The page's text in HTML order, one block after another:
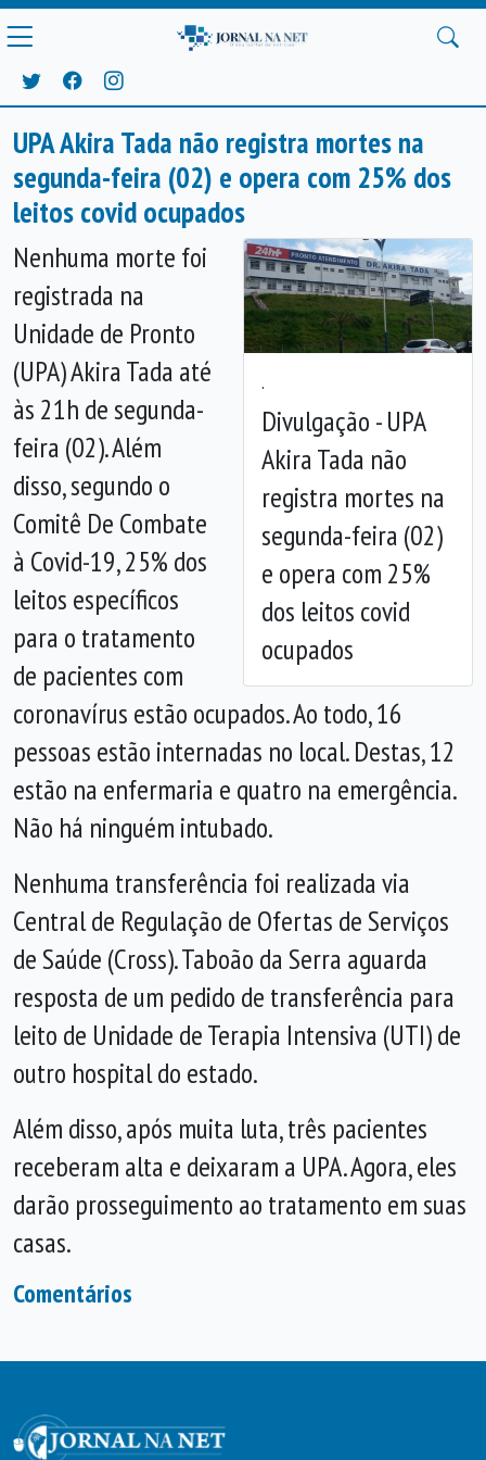
UPA Akira Tada não registra mortes na
segunda-feira (02) e opera com 25% dos
leitos covid ocupados
.
Divulgação - UPA
Akira Tada não
registra mortes na
segunda-feira (02)
e opera com 25%
dos leitos covid
ocupados
Anterior
Nenhuma morte foi
registrada na
Unidade de Pronto
(UPA) Akira Tada até
às 21h de segunda-
feira (02). Além
disso, segundo o
Comitê De Combate
à Covid-19, 25% dos
leitos específicos
para o tratamento
de pacientes com
coronavírus estão ocupados. Ao todo, 16
pessoas estão internadas no local. Destas, 12
estão na enfermaria e quatro na emergência.
Não há ninguém intubado.
Nenhuma transferência foi realizada via
Central de Regulação de Ofertas de Serviços
de Saúde (Cross). Taboão da Serra aguarda
resposta de um pedido de transferência para
leito de Unidade de Terapia Intensiva (UTI) de
outro hospital do estado.
Além disso, após muita luta, três pacientes
receberam alta e deixaram a UPA. Agora, eles
darão prosseguimento ao tratamento em suas
casas.
Comentários